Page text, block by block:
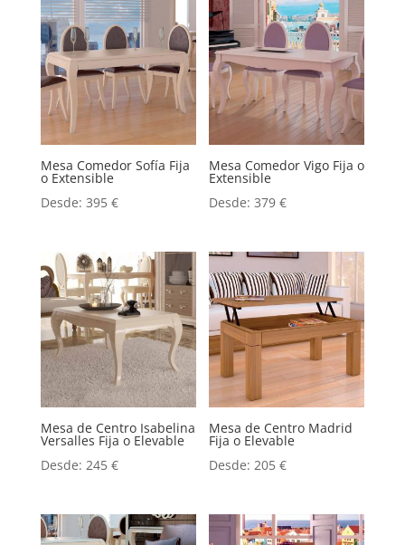
Mesa Comedor Sofía Fija
o Extensible
Desde: 395 €
Mesa Comedor Vigo Fija o
Extensible
Desde:379€
Mesa de Centro Isabelina
Versalles Fija o Elevable
Desde: 245 €
Mesa de Centro Madrid
Fija o Elevable
Desde:205€